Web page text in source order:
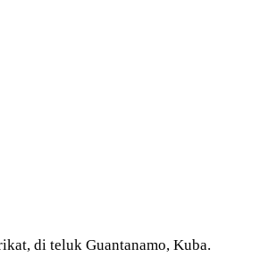
di teluk Guantanamo, Kuba.